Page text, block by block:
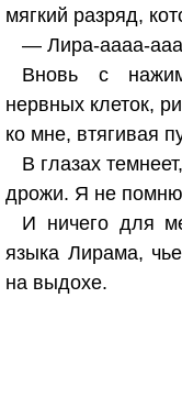
мягкий разряд,
— Лира-аааа-
Вновь с
нервных клеток,
ко мне, втягивая
В глазах
дрожи. Я не помню
И ничего для
языка Лирама,
на выдохе.